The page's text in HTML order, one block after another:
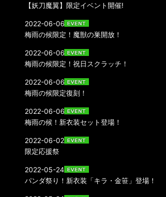
【妖刀魔翼】限定イベント開催!
梅雨の候限定！魔獣の巣開放！
2022-06-06
梅雨の候限定！祝日スクラッチ！
2022-06-06
梅雨の候限定復刻！
2022-06-06
梅雨の候！新衣装セット登場！
2022-06-06
限定応援祭
2022-06-02
パンダ祭り！新衣装「キラ・金笹」登場！
2022-05-24